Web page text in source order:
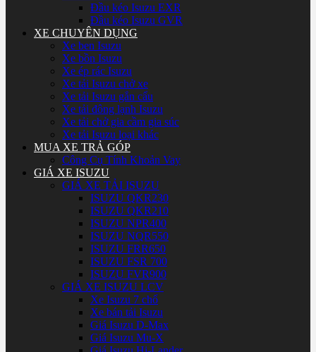
Đầu kéo Isuzu EXR
Đầu kéo Isuzu GVR
XE CHUYÊN DỤNG
Xe ben Isuzu
Xe bồn Isuzu
Xe ép rác Isuzu
Xe tải Isuzu chở xe
Xe tải Isuzu gắn cẩu
Xe tải đông lạnh Isuzu
Xe tải chở gia cầm gia súc
Xe tải Isuzu loại khác
MUA XE TRẢ GÓP
Công Cụ Tính Khoản Vay
GIÁ XE ISUZU
GIÁ XE TẢI ISUZU
ISUZU QKR230
ISUZU QKR210
ISUZU NPR400
ISUZU NQR550
ISUZU FRR650
ISUZU FSR 700
ISUZU FVR900
GIÁ XE ISUZU LCV
Xe Isuzu 7 chổ
Xe bán tải Isuzu
Giá Isuzu D-Max
Giá Isuzu Mu-X